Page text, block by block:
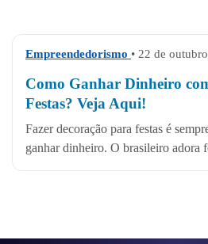
Empreendedorismo • 22 de
Como Ganhar Dinheiro
Festas? Veja Aqui!
Fazer decoração para festas é
ganhar dinheiro. O brasileiro adora